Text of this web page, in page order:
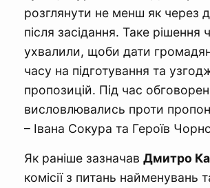
розглянути не менш як через
після засідання. Таке рішення
ухвалили, щоби дати
часу на підготування та
пропозицій. Під час
висловлювались проти
– Івана Сокура та Героїв
Як раніше зазначав Дмитро
комісії з питань найменувань